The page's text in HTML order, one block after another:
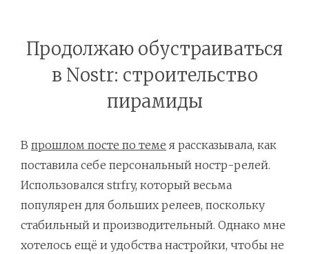
Продолжаю обустраиваться
в Nostr: строительство
пирамиды
В прошлом посте по теме я рассказывала, как
поставила себе персональный ностр-релей.
Использовался strfry, который весьма
популярен для больших релеев, поскольку
стабильный и производительный. Однако мне
хотелось ещё и удобства настройки, чтобы не